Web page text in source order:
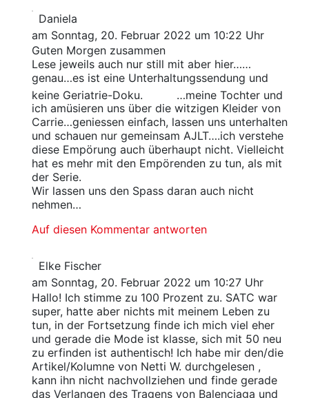
Daniela
am Sonntag, 20. Februar 2022 um 10:22 Uhr
Guten Morgen zusammen
Lese jeweils auch nur still mit aber hier……
genau…es ist eine Unterhaltungssendung und
keine Geriatrie-Doku.
…meine Tochter und
ich amüsieren uns über die witzigen Kleider von
Carrie…geniessen einfach, lassen uns unterhalten
und schauen nur gemeinsam AJLT….ich verstehe
diese Empörung auch überhaupt nicht. Vielleicht
hat es mehr mit den Empörenden zu tun, als mit
der Serie.
Wir lassen uns den Spass daran auch nicht
nehmen…
Auf diesen Kommentar antworten
Elke Fischer
am Sonntag, 20. Februar 2022 um 10:27 Uhr
Hallo! Ich stimme zu 100 Prozent zu. SATC war
super, hatte aber nichts mit meinem Leben zu
tun, in der Fortsetzung finde ich mich viel eher
und gerade die Mode ist klasse, sich mit 50 neu
zu erfinden ist authentisch! Ich habe mir den/die
Artikel/Kolumne von Netti W. durchgelesen ,
kann ihn nicht nachvollziehen und finde gerade
das Verlangen des Tragens von Balenciaga und